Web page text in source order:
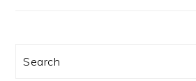
訊
Search